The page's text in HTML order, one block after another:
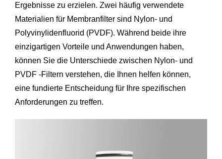
Ergebnisse zu erzielen. Zwei häufig verwendete
Materialien für Membranfilter sind Nylon- und
Polyvinylidenfluorid (PVDF). Während beide ihre
einzigartigen Vorteile und Anwendungen haben,
können Sie die Unterschiede zwischen Nylon- und
PVDF -Filtern verstehen, die Ihnen helfen können,
eine fundierte Entscheidung für Ihre spezifischen
Anforderungen zu treffen.